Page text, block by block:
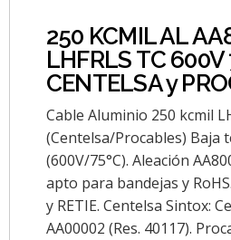
250 KCMIL AL
LHFRLS TC 600V
CENTELSA y
Cable Aluminio 250 kcmil
(Centelsa/Procables) Baja
(600V/75°C). Aleación
apto para bandejas y
y RETIE. Centelsa Sintox:
AA00002 (Res. 40117).